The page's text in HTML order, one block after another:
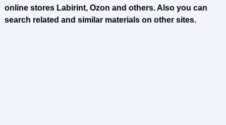
online stores Labirint, Ozon and others. Also you can
search related and similar materials on other sites.